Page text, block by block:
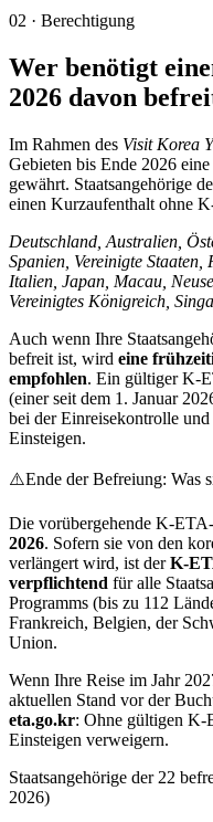
02 · Berechtigung
Wer benötigt
2026 davon
Im Rahmen des Visit Korea
Gebieten bis Ende 2026 eine
gewährt. Staatsangehörige
einen Kurzaufenthalt ohne
Deutschland, Australien,
Spanien, Vereinigte
Italien, Japan, Macau,
Vereinigtes Königreich,
Auch wenn Ihre
befreit ist, wird eine
empfohlen. Ein gültiger K-
(einer seit dem 1. Januar
bei der Einreisekontrolle
Einsteigen.
⚠️Ende der Befreiung: Was
Die vorübergehende K-
2026. Sofern sie von den
verlängert wird, ist derK-
verpflichtend für alle
Programms (bis zu 112
Frankreich, Belgien, der
Union.
Wenn Ihre Reise im Jahr
aktuellen Stand vor der
eta.go.kr: Ohne gültigen K-
Einsteigen verweigern.
Staatsangehörige der 22
2026)